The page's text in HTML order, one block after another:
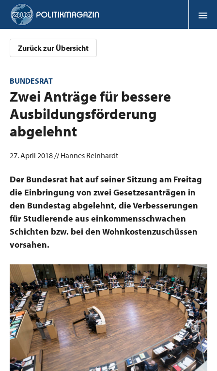
Zurück zur Übersicht
BUNDESRAT
:Zwei Anträge für bessere
Ausbildungsförderung
abgelehnt
27. April 2018 // Hannes Reinhardt
Der Bundesrat hat auf seiner Sitzung am Freitag
die Einbringung von zwei Gesetzesanträgen in
den Bundestag abgelehnt, die Verbesserungen
für Studierende aus einkommensschwachen
Schichten bzw. bei den Wohnkostenzuschüssen
vorsahen.